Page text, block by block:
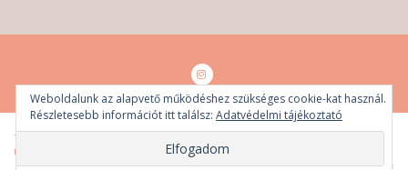
Tóth-Bertók Eszter © 2018-2021. Minden jog fenntartva.
tájékoztató
UGRÁS A TETEJÉRE
Weboldalunk az alapvető működéshez szükséges cookie-kat használ.
Részletesebb információt itt találsz: Adatvédelmi tájékoztató